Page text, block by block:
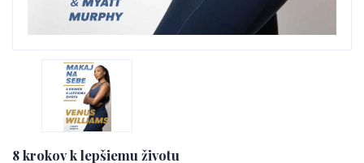
8 krokov k lepšiemu životu